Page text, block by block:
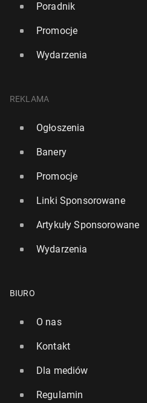
Poradnik
Promocje
Wydarzenia
REKLAMA
Ogłoszenia
Banery
Promocje
Linki Sponsorowane
Artykuły Sponsorowane
Wydarzenia
BIURO
O nas
Kontakt
Dla mediów
Regulamin